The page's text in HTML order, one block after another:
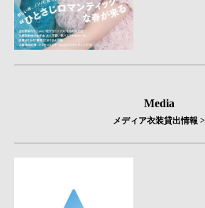
Media
メディア衣装貸出情報 >